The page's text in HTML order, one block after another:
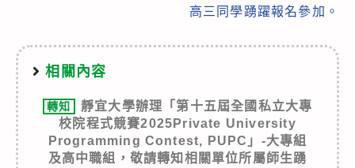
高三同學踴躍報名參加。
相關內容
轉知
靜宜大學辦理「第十五屆全國私立大專
校院程式競賽2025Private University
Programming Contest, PUPC」-大專組
及高中職組，敬請轉知相關單位所屬師生踴